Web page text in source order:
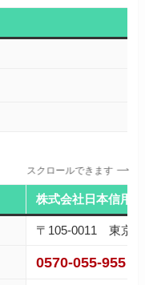
スクロールできます
株式会社日本信用
〒105-0011 東京
0570-055-955